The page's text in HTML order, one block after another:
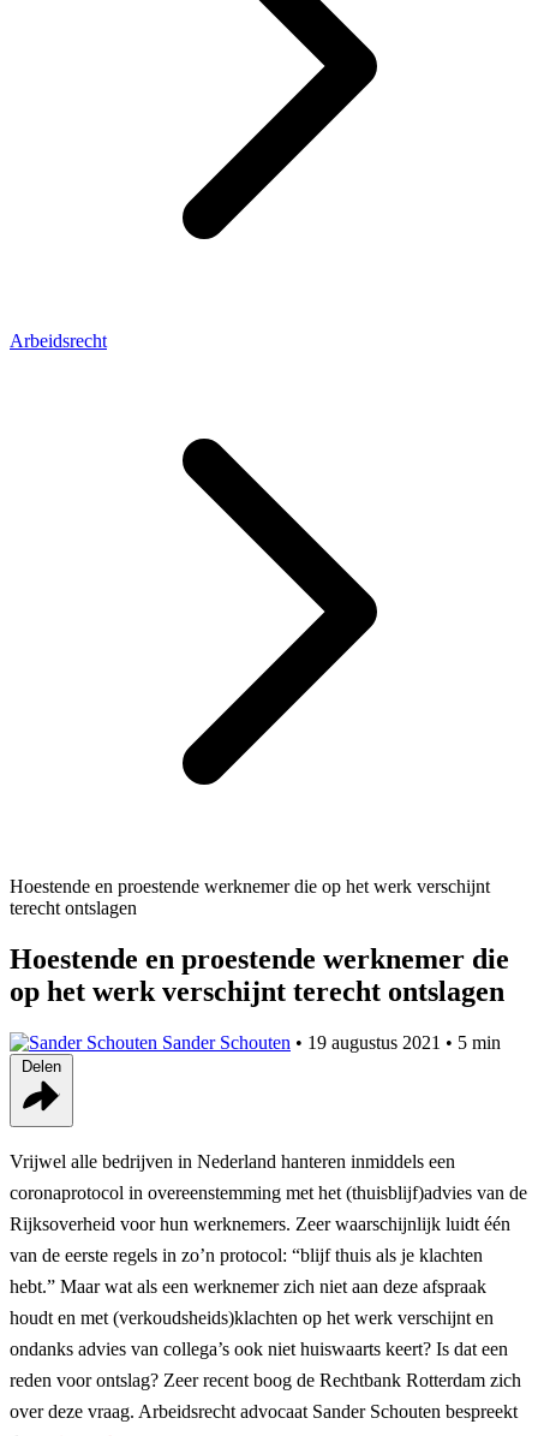
Arbeidsrecht
Hoestende en proestende werknemer die op het werk verschijnt
terecht ontslagen
Hoestende en proestende werknemer die
op het werk verschijnt terecht ontslagen
Sander Schouten • 19 augustus 2021 • 5 min
Vrijwel alle bedrijven in Nederland hanteren inmiddels een
coronaprotocol in overeenstemming met het (thuisblijf)advies van de
Rijksoverheid voor hun werknemers. Zeer waarschijnlijk luidt één
van de eerste regels in zo’n protocol: “blijf thuis als je klachten
hebt.” Maar wat als een werknemer zich niet aan deze afspraak
houdt en met (verkoudsheids)klachten op het werk verschijnt en
ondanks advies van collega’s ook niet huiswaarts keert? Is dat een
reden voor ontslag? Zeer recent boog de Rechtbank Rotterdam zich
over deze vraag. Arbeidsrecht advocaat Sander Schouten bespreekt